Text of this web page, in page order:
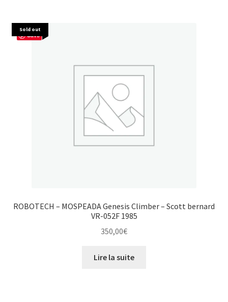
Sold out
Save
ROBOTECH – MOSPEADA Genesis Climber – Scott bernard
VR-052F 1985
350,00€
Lire la suite